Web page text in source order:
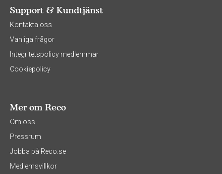
Support & Kundtjänst
Kontakta oss
Vanliga frågor
Integritetspolicy medlemmar
Cookiepolicy
Mer om Reco
Om oss
Pressrum
Jobba på Reco.se
Medlemsvillkor